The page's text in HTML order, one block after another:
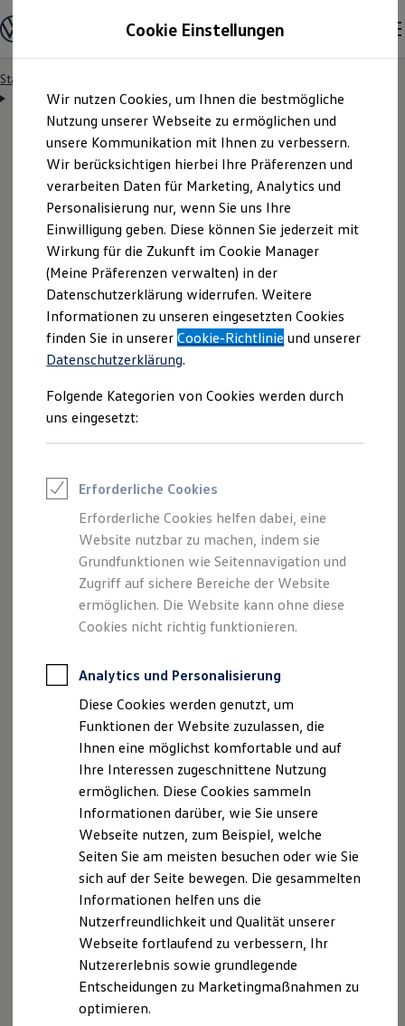
Hauptinhalt
springen
Footer
springen
Modelle & Konfigurator
Nutzfahrzeugkategorien entdecken
Modelle konfigurieren
Vorgängermodelle und Oldtimer
Vorgängermodelle
Oldtimer
Bulli Historie
Branchenlösungen & Gewerbekunden
Umbaulösungen und Hersteller finden
Auf- und Umbauten entdecken & konfigurieren
Groß- und Sonderkunden
Großkunden
Kommunen & Behörden
Journalisten
Sportvereine
Branchenlösungen
Bau & Handwerk
Gewerbliche Personenbeförderung
Service & mobile Werkstätten
Kurier, Logistik & Handel
Feuerwehr
Rettungsdienste
ONE Business ID Vorteile
Fahrzeugsuche & Marktplatz
Digitaler Marktplatz
Kauf & Finanzierung
Online-Fahrzeugbewertung
Aktionen & Angebote
E-Auto-Förderung
Für Privatkunden
Für Gewerbekunden
Profi Paket
TopDeal
Zertifizierte Gebrauchtwagen
Für Privatkunden
Für Gewerbekunden
Leasing
Für Privatkunden
Für Gewerbekunden
Versicherungen & Garantien
Garantien
Kfz-Versicherung für Nutzfahrzeuge
Restschuldversicherung
Wartungsverträge
Besitzer & Service
Reparatur & Service
Sommer-Special
Reparatur, Pflege & Inspektion
Servicetermin anfragen
Service-Vorteile bei Volkswagen Nutzfahrzeuge
ServicePlus
Economy Service
Räder & Reifen Service
Ersatzfahrzeuge
Startseite
Servicetermin anfragen
Servicetermin bequem
online anfragen
Nutzen Sie unser Onlineformular, um schnell und
unkompliziert einen Servicetermin bei Ihrem
Volkswagen NutzfahrzeugePartner anzufragen.
Cookie Einstellungen
Wir nutzen Cookies, um Ihnen die bestmögliche
Nutzung unserer Webseite zu ermöglichen und
unsere Kommunikation mit Ihnen zu verbessern.
Wir berücksichtigen hierbei Ihre Präferenzen und
verarbeiten Daten für Marketing, Analytics und
Personalisierung nur, wenn Sie uns Ihre
Einwilligung geben. Diese können Sie jederzeit mit
Wirkung für die Zukunft im Cookie Manager
(Meine Präferenzen verwalten) in der
Datenschutzerklärung widerrufen. Weitere
Informationen zu unseren eingesetzten Cookies
finden Sie in unsererCookie-Richtlinie und unserer
Datenschutzerklärung.
Folgende Kategorien von Cookies werden durch
uns eingesetzt:
Erforderliche Cookies
Erforderliche Cookies helfen dabei, eine
Website nutzbar zu machen, indem sie
Grundfunktionen wie Seitennavigation und
Zugriff auf sichere Bereiche der Website
ermöglichen. Die Website kann ohne diese
Cookies nicht richtig funktionieren.
Analytics und Personalisierung
Diese Cookies werden genutzt, um
Funktionen der Website zuzulassen, die
Ihnen eine möglichst komfortable und auf
Ihre Interessen zugeschnittene Nutzung
ermöglichen. Diese Cookies sammeln
Informationen darüber, wie Sie unsere
Webseite nutzen, zum Beispiel, welche
Seiten Sie am meisten besuchen oder wie Sie
sich auf der Seite bewegen. Die gesammelten
Informationen helfen uns die
Nutzerfreundlichkeit und Qualität unserer
Webseite fortlaufend zu verbessern, Ihr
Nutzererlebnis sowie grundlegende
Entscheidungen zu Marketingmaßnahmen zu
optimieren.